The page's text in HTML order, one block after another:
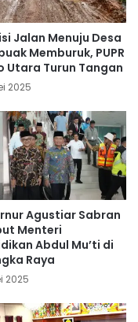
Jalan Menuju Desa
Memburuk, PUPR
Utara Turun Tangan
2025
Agustiar Sabran
Menteri
Abdul Mu’ti di
Raya
2025